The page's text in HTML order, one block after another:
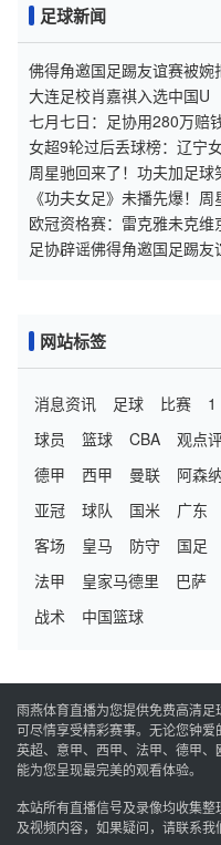
足球新闻
佛得角邀国足踢友谊赛被
大连足校肖嘉祺入选中国U
七月七日：足协用280万赔
女足青训体系
女超9轮过后丢球榜：辽宁
周星驰回来了！功夫加足球
《功夫女足》未播先爆！
吗？
欧冠资格赛：雷克雅未克
挖角
足协辟谣佛得角邀国足踢
网站标签
消息资讯 足球 比赛 1
球员
篮球 CBA 观点
德甲
西甲 曼联 阿森纳
亚冠
球队 国米 广东
客场
皇马 防守 国足
法甲
皇家马德里 巴萨
战术
中国篮球
雨燕体育直播为您提供免费高清
可尽情享受精彩赛事。无论您钟
英超、意甲、西甲、法甲、德甲
能为您呈现最完美的观看体验。
本站所有直播信号及录像均收集
及视频内容，如果疑问，请联系